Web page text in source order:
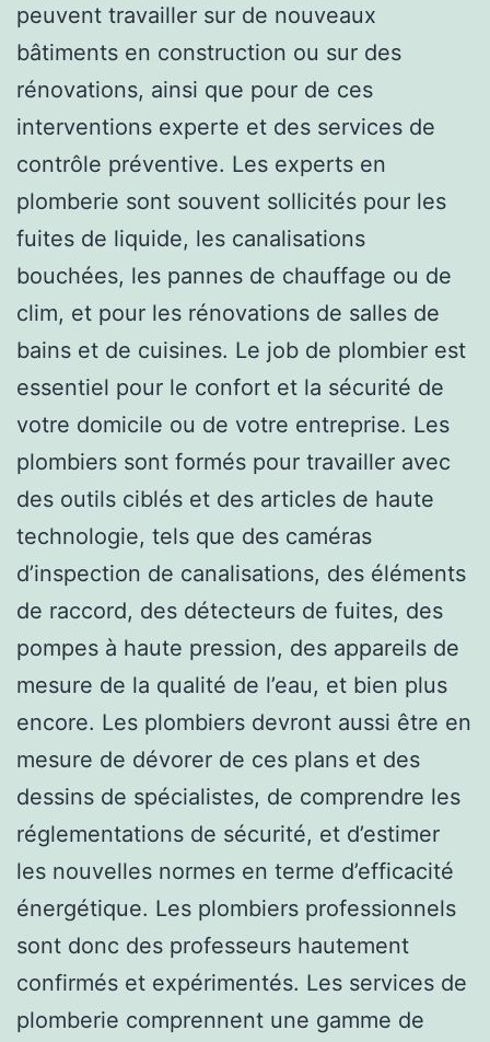
peuvent travailler sur de nouveaux
bâtiments en construction ou sur des
rénovations, ainsi que pour de ces
interventions experte et des services de
contrôle préventive. Les experts en
plomberie sont souvent sollicités pour les
fuites de liquide, les canalisations
bouchées, les pannes de chauffage ou de
clim, et pour les rénovations de salles de
bains et de cuisines. Le job de plombier est
essentiel pour le confort et la sécurité de
votre domicile ou de votre entreprise. Les
plombiers sont formés pour travailler avec
des outils ciblés et des articles de haute
technologie, tels que des caméras
d’inspection de canalisations, des éléments
de raccord, des détecteurs de fuites, des
pompes à haute pression, des appareils de
mesure de la qualité de l’eau, et bien plus
encore. Les plombiers devront aussi être en
mesure de dévorer de ces plans et des
dessins de spécialistes, de comprendre les
réglementations de sécurité, et d’estimer
les nouvelles normes en terme d’efficacité
énergétique. Les plombiers professionnels
sont donc des professeurs hautement
confirmés et expérimentés. Les services de
plomberie comprennent une gamme de